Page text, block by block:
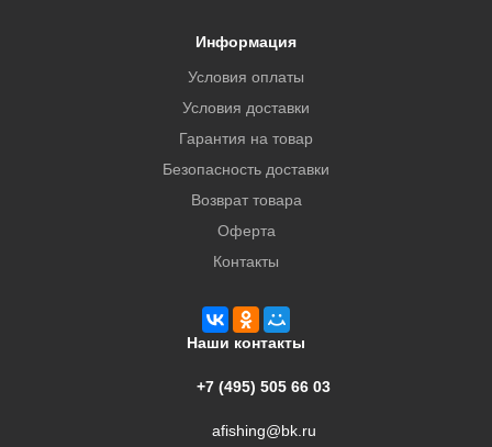
Информация
Условия оплаты
Условия доставки
Гарантия на товар
Безопасность доставки
Возврат товара
Оферта
Контакты
Наши контакты
+7 (495) 505 66 03
afishing@bk.ru